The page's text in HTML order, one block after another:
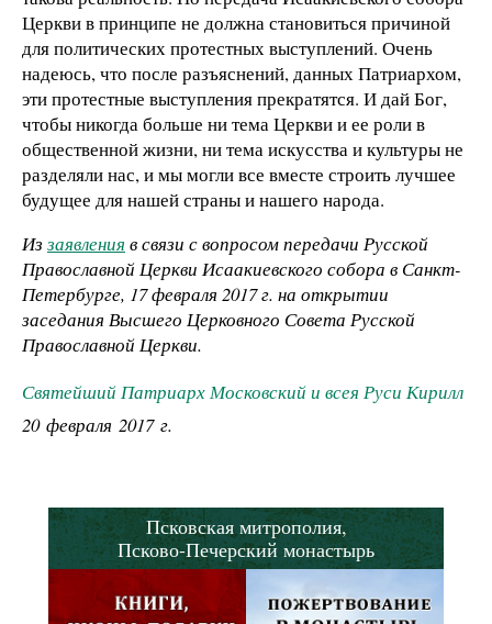
Церкви в принципе не должна становиться причиной
для политических протестных выступлений. Очень
надеюсь, что после разъяснений, данных Патриархом,
эти протестные выступления прекратятся. И дай Бог,
чтобы никогда больше ни тема Церкви и ее роли в
общественной жизни, ни тема искусства и культуры не
разделяли нас, и мы могли все вместе строить лучшее
будущее для нашей страны и нашего народа.
Иззаявления в связи с вопросом передачи Русской
Православной Церкви Исаакиевского собора в Санкт-
Петербурге, 17 февраля 2017 г. на открытии
заседания Высшего Церковного Совета Русской
Православной Церкви.
Святейший Патриарх Московский и всея Руси Кирилл
20 февраля 2017 г.
Псковская митрополия,
Псково-Печерский монастырь